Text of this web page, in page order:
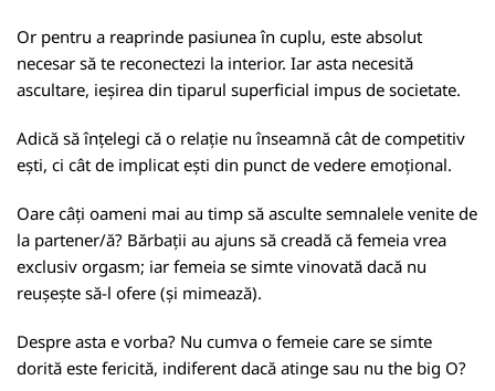
Or pentru a reaprinde pasiunea în cuplu, este absolut
necesar să te reconectezi la interior. Iar asta necesită
ascultare, ieșirea din tiparul superficial impus de societate.
Adică să înțelegi că o relație nu înseamnă cât de competitiv
ești, ci cât de implicat ești din punct de vedere emoțional.
Oare câți oameni mai au timp să asculte semnalele venite de
la partener/ă? Bărbații au ajuns să creadă că femeia vrea
exclusiv orgasm; iar femeia se simte vinovată dacă nu
reușește să-l ofere (și mimează).
Despre asta e vorba? Nu cumva o femeie care se simte
dorită este fericită, indiferent dacă atinge sau nu the big O?